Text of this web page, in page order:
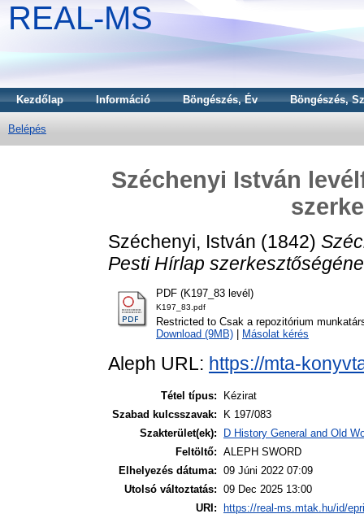
REAL-MS
Kezdőlap Információ Böngészés, Év Böngészés,
Belépés
Széchenyi István
Széchenyi, István (1842)
Pesti Hírlap
PDF (K197_83 levél)
K197_83.pdf
Restricted to Csak a repozitórium
Download (9MB)
Másolat kérés
Aleph URL: https://mta-
Tétel típus:
Kézirat
Szabad kulcsszavak:
K 197/083
Szakterület(ek):
D History General and Old
Feltöltő: ALEPH SWORD
Elhelyezés dátuma: 09 Júni 2022 07:09
Utolsó változtatás: 09 Dec 2025 13:00
URI:
https://real-ms.mtak.hu/id/